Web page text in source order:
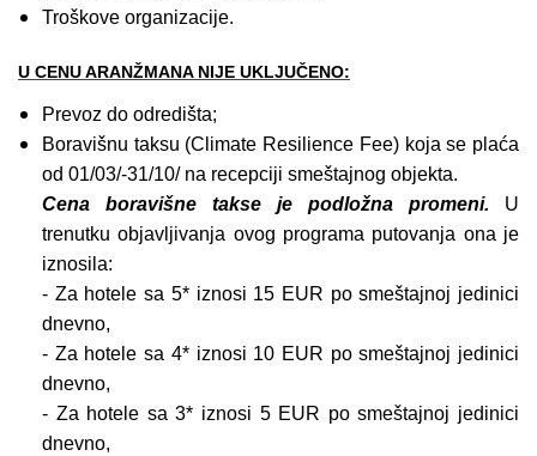
Troškove organizacije.
U CENU ARANŽMANA NIJE UKLJUČENO:
Prevoz do odredišta;
Boravišnu taksu (Climate Resilience Fee) koja se plaća
od 01/03/-31/10/ na recepciji smeštajnog objekta.
Cena boravišne takse je podložna promeni. U
trenutku objavljivanja ovog programa putovanja ona je
iznosila:
- Za hotele sa 5* iznosi 15 EUR po smeštajnoj jedinici
dnevno,
- Za hotele sa 4* iznosi 10 EUR po smeštajnoj jedinici
dnevno,
- Za hotele sa 3* iznosi 5 EUR po smeštajnoj jedinici
dnevno,